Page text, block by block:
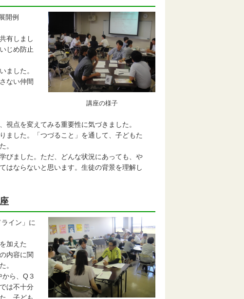
講座の様子
開例
有しまし
じめ防止
ました。
ない仲間
視点を変えてみる重要性に気づきました。
ました。「つづること」を通して、子どもた
。
びました。ただ、どんな状況にあっても、や
はならないと思います。生徒の背景を理解し
イン」に
加えた
内容に関
。
ら、Q３
は不十分